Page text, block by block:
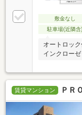
敷金なし
駐車場(近隣含)
オートロッ
インクローゼ
賃貸マンション ＰＲ